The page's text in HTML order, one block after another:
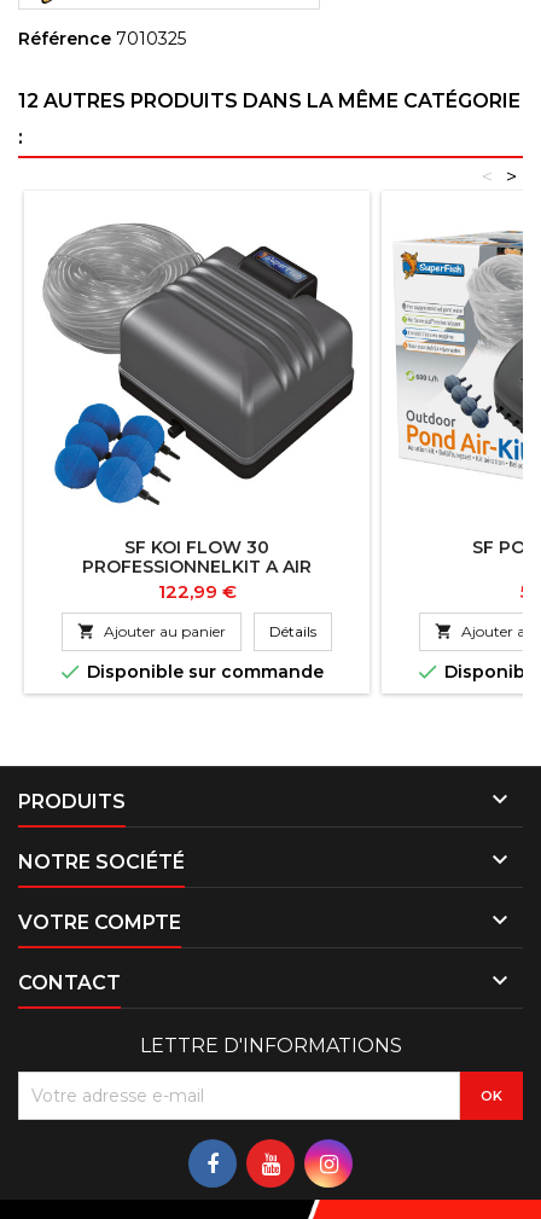
Référence 7010325
12 AUTRES PRODUITS DANS LA MÊME CATÉGORIE
:
>
<
SF KOI FLOW 30
PROFESSIONNELKIT A AIR
Prix
122,99 €
 Ajouter au panier Détails
 Disponible sur commande
SF
 Ajouter au

PRODUITS 
NOTRE SOCIÉTÉ 
VOTRE COMPTE 
CONTACT 
LETTRE D'INFORMATIONS